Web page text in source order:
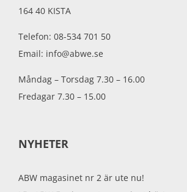
164 40 KISTA
Telefon: 08-534 701 50
Email: info@abwe.se
Måndag – Torsdag 7.30 – 16.00
Fredagar 7.30 – 15.00
NYHETER
ABW magasinet nr 2 är ute nu!